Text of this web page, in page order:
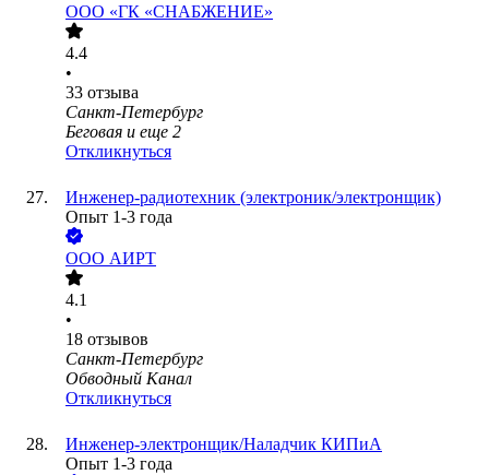
ООО «ГК «СНАБЖЕНИЕ»
4.4
•
33 отзыва
Санкт-Петербург
Беговая и еще 2
Откликнуться
Инженер-радиотехник (электроник/электронщик)
Опыт 1-3 года
ООО АИРТ
4.1
•
18 отзывов
Санкт-Петербург
Обводный Канал
Откликнуться
Инженер-электронщик/Наладчик КИПиА
Опыт 1-3 года